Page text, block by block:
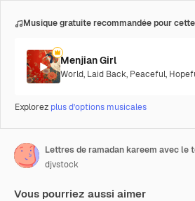
Musique gratuite recommandée pour
Menjian Girl
World, Laid Back, Peaceful,
Explorez plus d’options musicales
Lettres de ramadan kareem avec le
djvstock
Vous pourriez aussi aimer